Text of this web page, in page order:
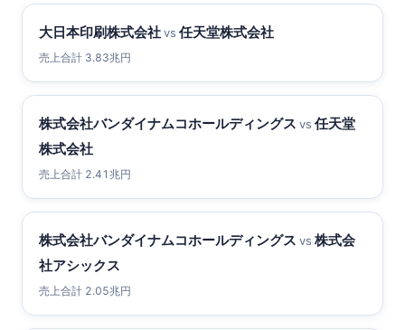
大日本印刷株式会社vs 任天堂株式会社
売上合計 3.83兆円
株式会社バンダイナムコホールディングス vs 任天堂
株式会社
売上合計 2.41兆円
株式会社バンダイナムコホールディングス vs 株式会
社アシックス
売上合計 2.05兆円